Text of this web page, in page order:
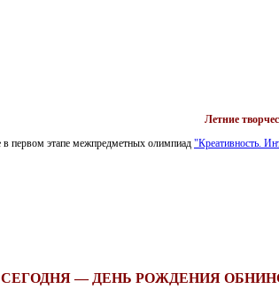
Летние
в первом этапе межпредметных олимпиад "Креативность.
СЕГОДНЯ — ДЕНЬ РОЖДЕНИЯ